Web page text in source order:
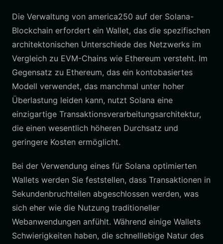
Die Verwaltung von america250 auf der Solana-
Blockchain erfordert ein Wallet, das die spezifischen
architektonischen Unterschiede des Netzwerks im
Vergleich zu EVM-Chains wie Ethereum versteht. Im
Gegensatz zu Ethereum, das ein kontobasiertes
Modell verwendet, das manchmal unter hoher
Überlastung leiden kann, nutzt Solana eine
einzigartige Transaktionsverarbeitungsarchitektur,
die einen wesentlich höheren Durchsatz und
geringere Kosten ermöglicht.
Bei der Verwendung eines für Solana optimierten
Wallets werden Sie feststellen, dass Transaktionen in
Sekundenbruchteilen abgeschlossen werden, was
sich eher wie die Nutzung traditioneller
Webanwendungen anfühlt. Während einige Wallets
Schwierigkeiten haben, die schnelllebige Natur des